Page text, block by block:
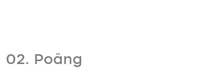
02. Poäng